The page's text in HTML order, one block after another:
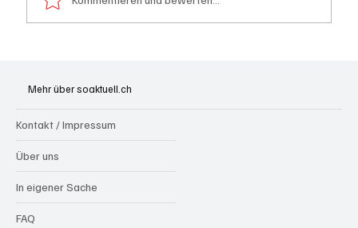
Mehr über soaktuell.ch
Kontakt / Impressum
Über uns
In eigener Sache
FAQ